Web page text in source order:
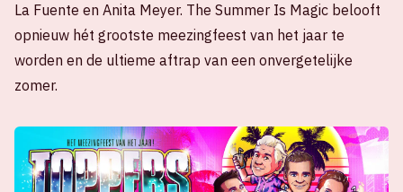
La Fuente en Anita Meyer. The Summer Is Magic belooft
opnieuw hét grootste meezingfeest van het jaar te
worden en de ultieme aftrap van een onvergetelijke
zomer.